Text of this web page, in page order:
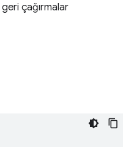
çağırmalar